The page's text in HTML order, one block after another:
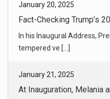
January 21, 2025
At Inauguration, Melania
The returning first lady and
once shield [...]
January 20, 2025
Biden Ends Presidency